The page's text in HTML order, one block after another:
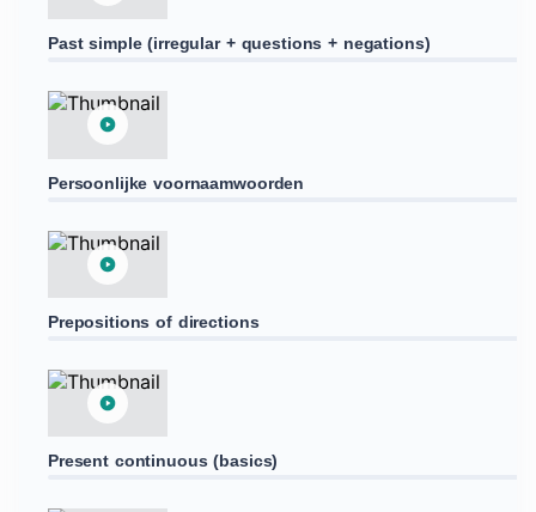
Past simple (irregular + questions + negations)
Persoonlijke voornaamwoorden
Prepositions of directions
Present continuous (basics)